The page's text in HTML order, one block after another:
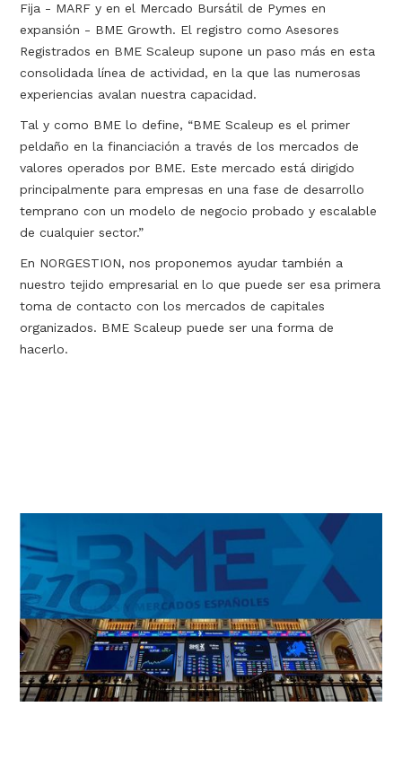
Fija - MARF y en el Mercado Bursátil de Pymes en
expansión - BME Growth. El registro como Asesores
Registrados en BME Scaleup supone un paso más en esta
consolidada línea de actividad, en la que las numerosas
experiencias avalan nuestra capacidad.
Tal y como BME lo define, “BME Scaleup es el primer
peldaño en la financiación a través de los mercados de
valores operados por BME. Este mercado está dirigido
principalmente para empresas en una fase de desarrollo
temprano con un modelo de negocio probado y escalable
de cualquier sector.”
En NORGESTION, nos proponemos ayudar también a
nuestro tejido empresarial en lo que puede ser esa primera
toma de contacto con los mercados de capitales
organizados. BME Scaleup puede ser una forma de
hacerlo.